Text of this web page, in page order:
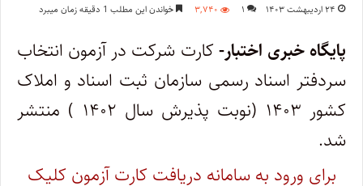
۲۴ اردیبهشت ۱۴۰۳ ۱ ۳,۷۴۰ خواندن این مطلب 1 دقیقه زمان میبرد
پایگاه خبری اختبار-کارت شرکت در آزمون انتخاب
سردفتر اسناد رسمی سازمان ثبت اسناد و املاک
کشور ۱۴۰۳ (نوبت پذیرش سال ۱۴۰۲ ) منتشر
شد.
برای ورود به سامانه دریافت کارت آزمون کلیک